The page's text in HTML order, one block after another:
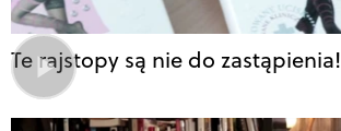
Te rajstopy są nie do zastąpienia!